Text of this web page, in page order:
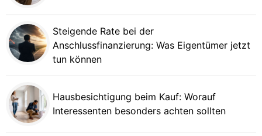
Steigende Rate bei der
Anschlussfinanzierung: Was Eigentümer jetzt
tun können
Hausbesichtigung beim Kauf: Worauf
Interessenten besonders achten sollten